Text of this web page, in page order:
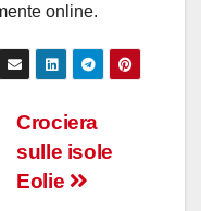
online.
Crociera
sulle isole
Eolie